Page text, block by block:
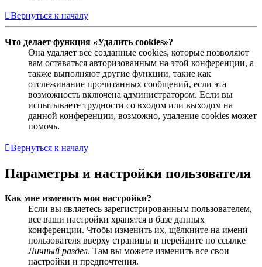
Вернуться к началу
Что делает функция «Удалить cookies»?
Она удаляет все созданные cookies, которые позволяют
вам оставаться авторизованным на этой конференции, а
также выполняют другие функции, такие как
отслеживание прочитанных сообщений, если эта
возможность включена администратором. Если вы
испытываете трудности со входом или выходом на
данной конференции, возможно, удаление cookies может
помочь.
Вернуться к началу
Параметры и настройки пользователя
Как мне изменить мои настройки?
Если вы являетесь зарегистрированным пользователем,
все ваши настройки хранятся в базе данных
конференции. Чтобы изменить их, щёлкните на имени
пользователя вверху страницы и перейдите по ссылке
Личный раздел. Там вы можете изменить все свои
настройки и предпочтения.